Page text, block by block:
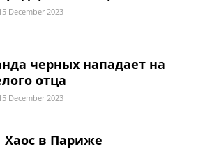
December 2023
черных нападает на
отца
December 2023
Хаос в Париже